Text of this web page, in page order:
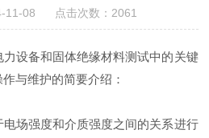
11-08 点击次数：2061
设备和固体绝缘材料测试中的关键
与维护的简要介绍：
场强度和介质强度之间的关系进行